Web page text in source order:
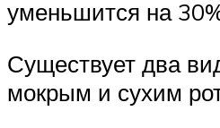
уменьшится на
Существует два
мокрым и сухим